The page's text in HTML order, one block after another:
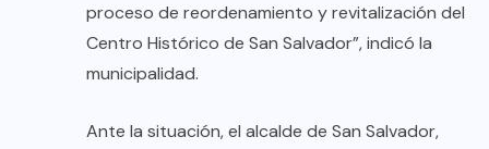
proceso de reordenamiento y revitalización del
Centro Histórico de San Salvador”, indicó la
municipalidad.
Ante la situación, el alcalde de San Salvador,